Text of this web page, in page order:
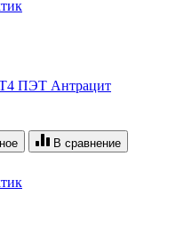
ПЭТ Антрацит
В сравнение